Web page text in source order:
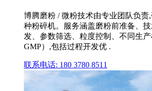
博腾磨粉 / 微粉技术由专业团队负责
种粉碎机。服务涵盖磨粉前准备、
发、参数筛选、粒度控制、不同生产
GMP）,包括过程开发优 .
联系电话: 180 3780 8511